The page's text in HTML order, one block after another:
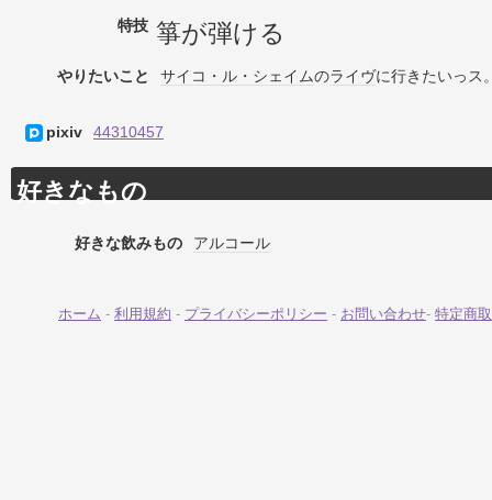
特技 箏が弾ける
やりたいこと サイコ・ル・シェイムのライヴに行きたいっス
pixiv 44310457
好きなもの
好きな飲みもの アルコール
ホーム - 利用規約 - プライバシーポリシー - お問い合わせ- 特定商